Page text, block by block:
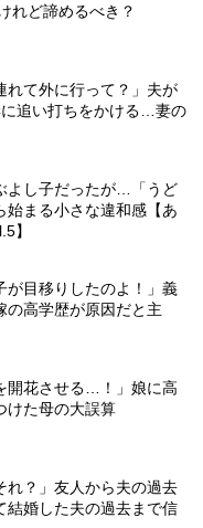
れど諦めるべき？
れて外に行って？」夫が
追い打ちをかける…妻の
よし子だったが…「うど
始まる小さな違和感【あ
】
が目移りしたのよ！」義
高学歴が原因だと主
開花させる…！」娘に高
けた母の大誤算
れ？」友人から夫の過去
婚した夫の過去まで信